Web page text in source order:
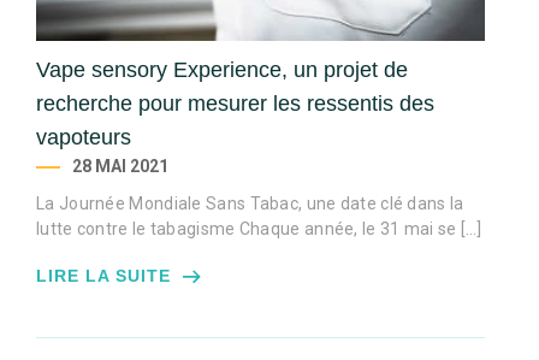
Vape sensory Experience, un projet de
recherche pour mesurer les ressentis des
vapoteurs
28 MAI 2021
La Journée Mondiale Sans Tabac, une date clé dans la
lutte contre le tabagisme Chaque année, le 31 mai se […]
LIRE LA SUITE